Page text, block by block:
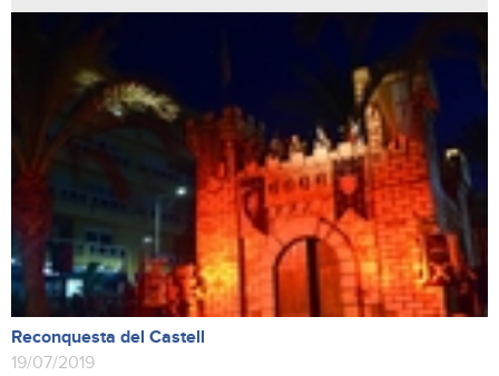
Reconquesta del Castell
19/07/2019